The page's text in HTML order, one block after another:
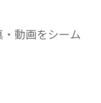
動画をシーム